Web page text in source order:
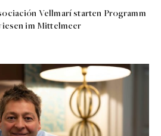
Vellmarí starten Programm
im Mittelmeer